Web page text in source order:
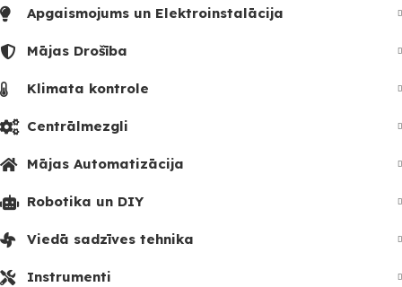
Apgaismojums un Elektroinstalācija
Mājas Drošība
Klimata kontrole
Centrālmezgli
Mājas Automatizācija
Robotika un DIY
Viedā sadzīves tehnika
Instrumenti